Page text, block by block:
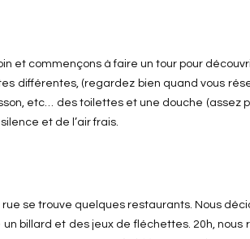
et commençons à faire un tour pour
différentes, (regardez bien quand vous
etc… des toilettes et une douche (assez
et de l’air frais.
se trouve quelques restaurants. Nous
billard et des jeux de fléchettes. 20h, nous